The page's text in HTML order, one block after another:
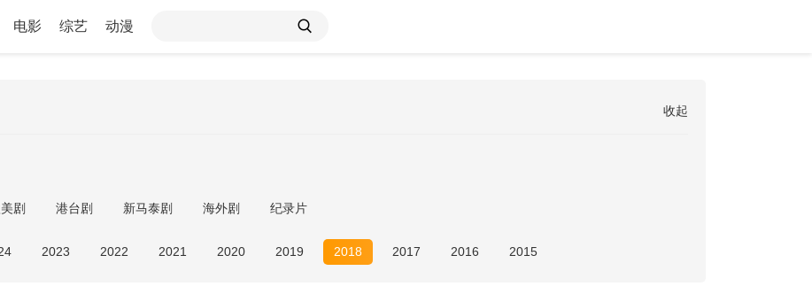
电影 综艺 动漫
收起
剧 港台剧 新马泰剧 海外剧 纪录片
2023 2022 2021 2020 2019 2018 2017 2016 2015